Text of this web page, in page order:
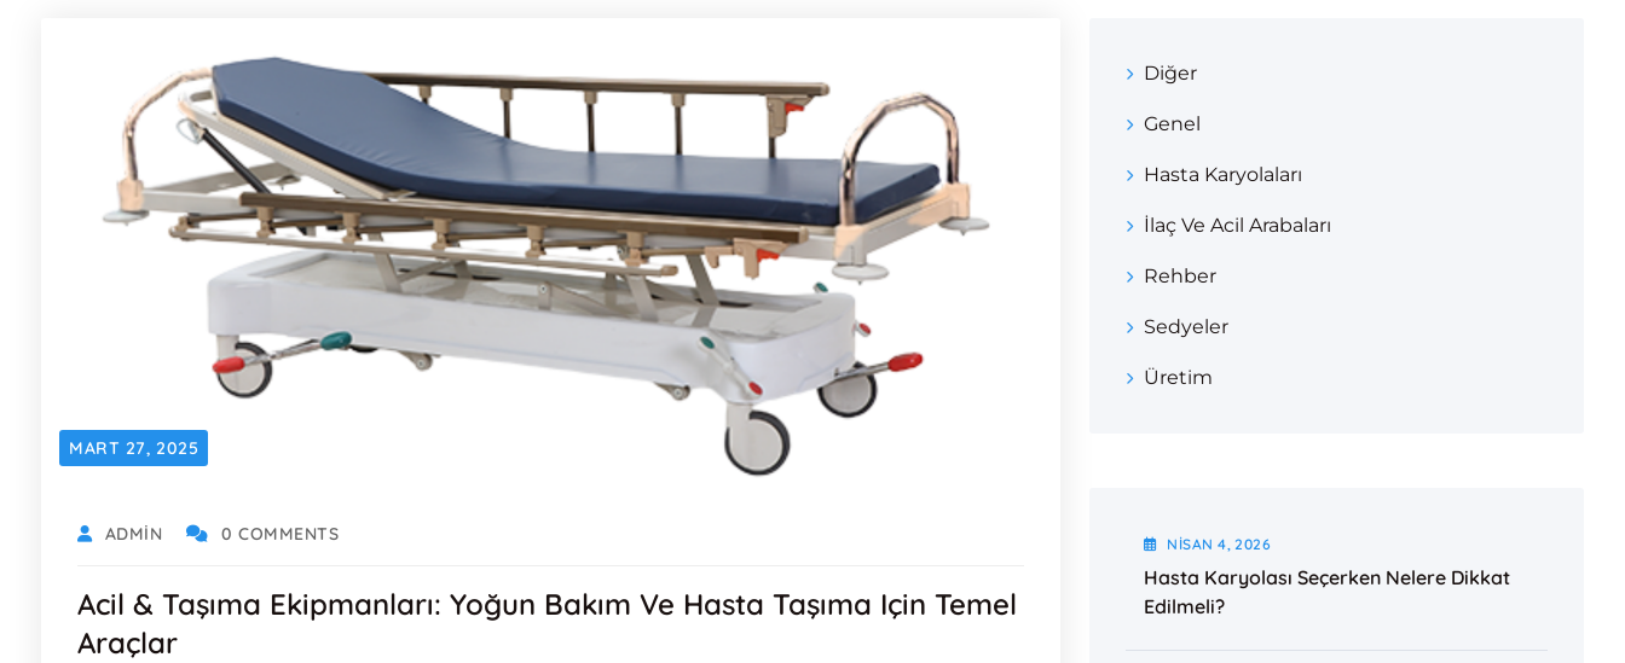
MART 27, 2025
ADMIN 0 COMMENTS
Acil & Taşıma Ekipmanları: Yoğun Bakım Ve Hasta Taşıma Için Temel
Araçlar
Diğer
Genel
Hasta Karyolaları
İlaç Ve Acil Arabaları
Rehber
Sedyeler
Üretim
NISAN4, 2026
Hasta Karyolası Seçerken Nelere Dikkat
Edilmeli?